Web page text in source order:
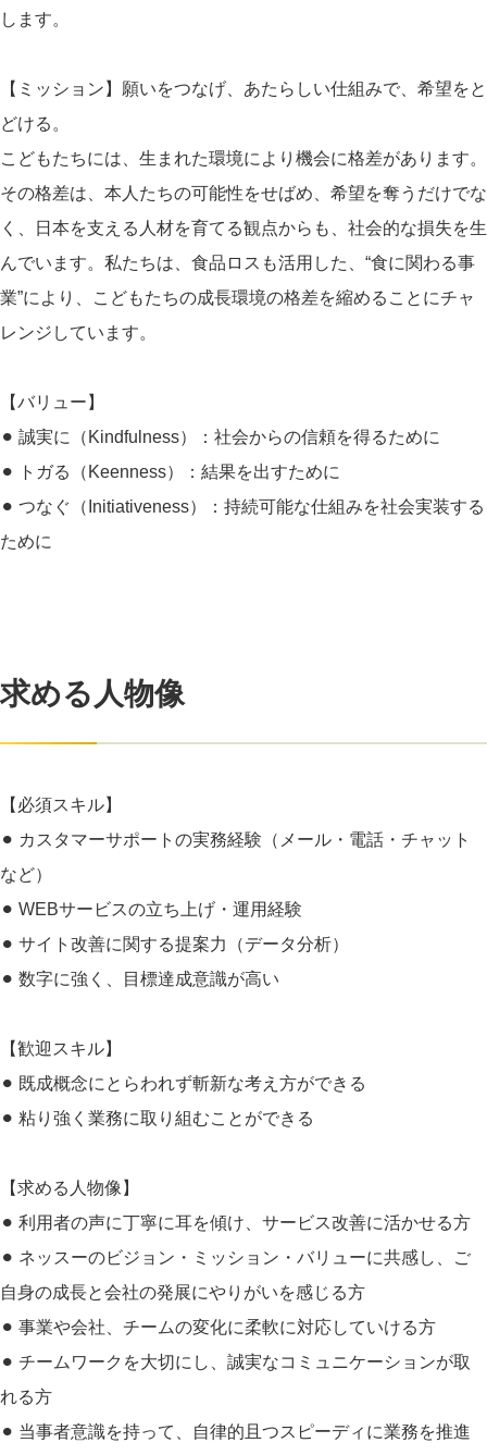
します。
【ミッション】願いをつなげ、あたらしい仕組みで、希望をと
どける。
こどもたちには、生まれた環境により機会に格差があります。
その格差は、本人たちの可能性をせばめ、希望を奪うだけでな
く、日本を支える人材を育てる観点からも、社会的な損失を生
んでいます。私たちは、食品ロスも活用した、“食に関わる事
業”により、こどもたちの成長環境の格差を縮めることにチャ
レンジしています。
【バリュー】
⚫︎ 誠実に（Kindfulness）：社会からの信頼を得るために
⚫︎ トガる（Keenness）：結果を出すために
⚫︎ つなぐ（Initiativeness）：持続可能な仕組みを社会実装する
ために
求める人物像
【必須スキル】
⚫︎ カスタマーサポートの実務経験（メール・電話・チャット
など）
⚫︎ WEBサービスの立ち上げ・運用経験
⚫︎ サイト改善に関する提案力（データ分析）
⚫︎ 数字に強く、目標達成意識が高い
【歓迎スキル】
⚫︎ 既成概念にとらわれず斬新な考え方ができる
⚫︎ 粘り強く業務に取り組むことができる
【求める人物像】
⚫︎ 利用者の声に丁寧に耳を傾け、サービス改善に活かせる方
⚫︎ ネッスーのビジョン・ミッション・バリューに共感し、ご
自身の成長と会社の発展にやりがいを感じる方
⚫︎ 事業や会社、チームの変化に柔軟に対応していける方
⚫︎ チームワークを大切にし、誠実なコミュニケーションが取
れる方
⚫︎ 当事者意識を持って、自律的且つスピーディに業務を推進